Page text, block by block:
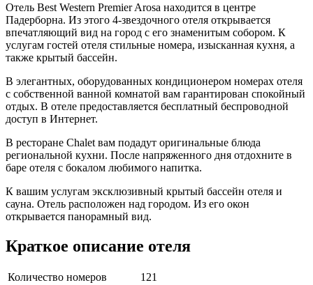
Отель Best Western Premier Arosa находится в центре
Падерборна. Из этого 4-звездочного отеля открывается
впечатляющий вид на город с его знаменитым собором. К
услугам гостей отеля стильные номера, изысканная кухня, а
также крытый бассейн.
В элегантных, оборудованных кондиционером номерах отеля
с собственной ванной комнатой вам гарантирован спокойный
отдых. В отеле предоставляется бесплатный беспроводной
доступ в Интернет.
В ресторане Chalet вам подадут оригинальные блюда
региональной кухни. После напряженного дня отдохните в
баре отеля с бокалом любимого напитка.
К вашим услугам эксклюзивный крытый бассейн отеля и
сауна. Отель расположен над городом. Из его окон
открывается панорамный вид.
Краткое описание отеля
Количество номеров
121